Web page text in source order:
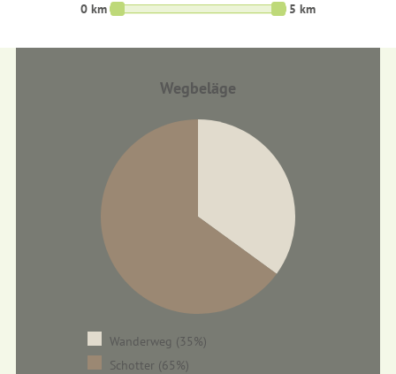
0 km 5 km
Wegbeläge
Wanderweg (35%)
Schotter (65%)